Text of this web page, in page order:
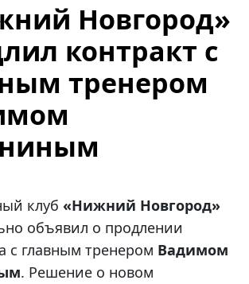
Новгород»
контракт с
тренером
клуб «Нижний Новгород»
объявил о продлении
с главным тренером Вадимом
. Решение о новом